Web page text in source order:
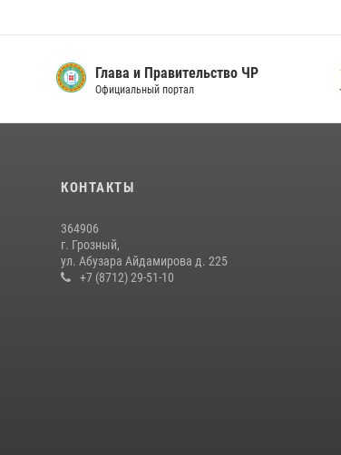
Глава и Правительство ЧР
Официальный портал
КОНТАКТЫ
364906
г. Грозный,
ул. Абузара Айдамирова д. 225
+7 (8712) 29-51-10